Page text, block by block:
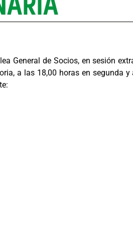
General de Socios, en sesión
a las 18,00 horas en segunda